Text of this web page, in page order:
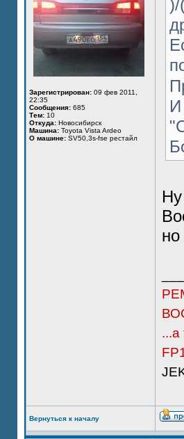
Зарегистрирован: 09 фев 2011,
22:35
Сообщения: 685
Тем: 10
Откуда: Новосибирск
Машина: Toyota Vista Ardeo
О машине: SV50,3s-fse рестайл
И
Вернуться к началу